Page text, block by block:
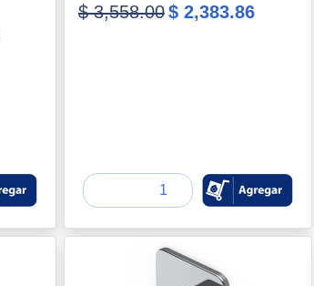
$ 3,558.00$ 2,383.86